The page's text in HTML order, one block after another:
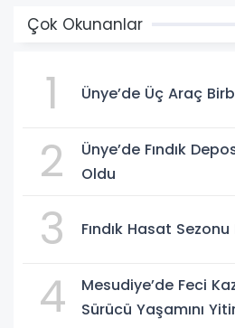
Çok Okunanlar
1 Ünye’de Üç Araç
2
Ünye’de Fındık
Oldu
3 Fındık Hasat Sezonu
4
Mesudiye’de Feci
Sürücü Yaşamını